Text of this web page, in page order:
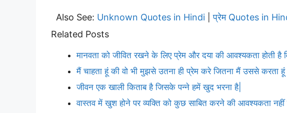
Also See: Unknown Quotes in Hindi |प्रेम Quotes in
Related Posts
मानवता को जीवित रखने के लिए प्रेम और दया की आवश्यकता होती है
मैं चाहता हूं की वो भी मुझसे उतना ही प्रेम करे जितना मैं उससे करता
जीवन एक खाली किताब है जिसके पन्ने हमें खुद भरना है|
वास्तव में खुश होने पर व्यक्ति को कुछ साबित करने की आवश्यकता नहीं